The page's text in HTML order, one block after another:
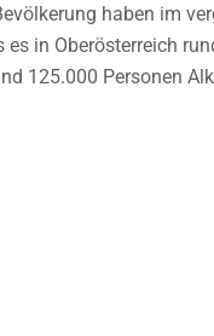
haben im
es in Oberösterreich
125.000 Personen